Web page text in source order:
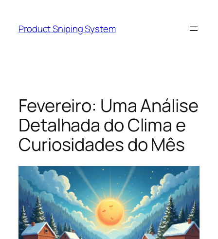
content
Product Sniping System
Fevereiro: Uma Análise
Detalhada do Clima e
Curiosidades do Mês